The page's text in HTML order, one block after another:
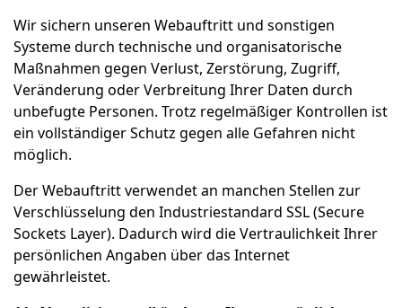
Wir sichern unseren Webauftritt und sonstigen
Systeme durch technische und organisatorische
Maßnahmen gegen Verlust, Zerstörung, Zugriff,
Veränderung oder Verbreitung Ihrer Daten durch
unbefugte Personen. Trotz regelmäßiger Kontrollen ist
ein vollständiger Schutz gegen alle Gefahren nicht
möglich.
Der Webauftritt verwendet an manchen Stellen zur
Verschlüsselung den Industriestandard SSL (Secure
Sockets Layer). Dadurch wird die Vertraulichkeit Ihrer
persönlichen Angaben über das Internet
gewährleistet.